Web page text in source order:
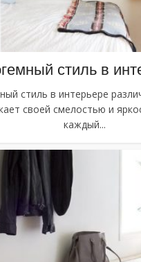
стиль в
стиль в интерьере
своей смелостью и
каждый...